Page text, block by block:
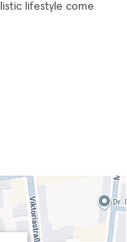
lifestyle come